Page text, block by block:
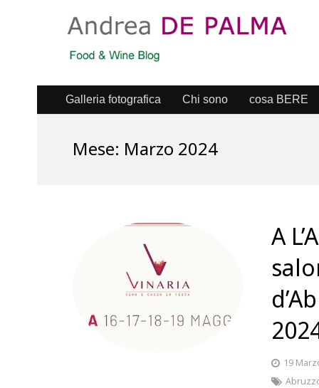
Galleria fotografica Chi sono cosa BERE
Mese: Marzo 2024
A
19